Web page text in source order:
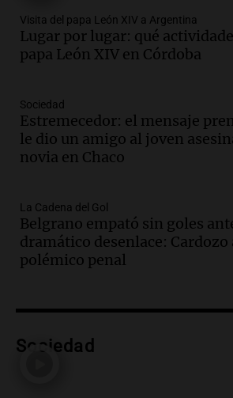
40% en la Unidad de
para afrontar costos
Panorama Federal
Audio.
contra proyecto de
propiedad privada
Panorama Federal
Audio. Ataque a balazos en
disparos contra una
en los barrios Nogales
Panorama Federal
Episodios
descenso de temperatura
Panorama Federal
Visita del papa León XIV a Argentina
Lugar por lugar: qué
papa León XIV en Córdoba
Sociedad
Estremecedor: el mensaje
le dio un amigo al joven
novia en Chaco
La Cadena del Gol
Belgrano empató sin goles
dramático desenlace: Cardozo
polémico penal
Sociedad